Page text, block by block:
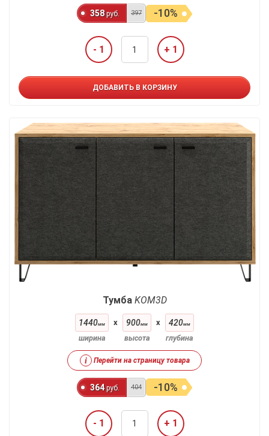
358 руб. 397 -10%
- 1 + 1
ДОБАВИТЬ В КОРЗИНУ
Тумба KOM3D
1440мм
ширина
x 900мм
высота
x 420мм
глубина
i Перейти на страницу товара
364 руб. 404 -10%
- 1 + 1